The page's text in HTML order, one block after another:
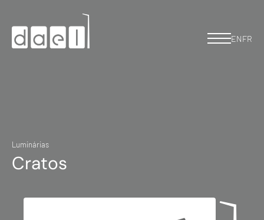
ENFR
Luminárias
Cratos